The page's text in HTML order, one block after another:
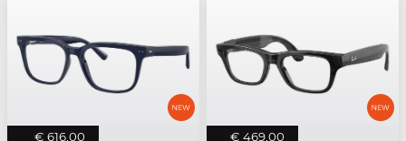
€ 616,00 € 469,00